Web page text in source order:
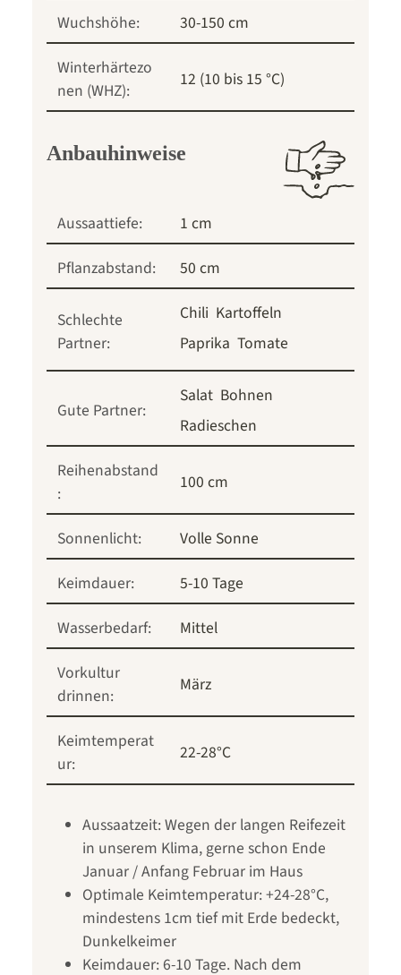
Wuchshöhe:
30-150 cm
Winterhärtezo
nen (WHZ):
12 (10 bis 15 °C)
Anbauhinweise
Aussaattiefe:
1 cm
Pflanzabstand:
50 cm
Schlechte
Partner:
Chili Kartoffeln
Paprika Tomate
Gute Partner:
Salat Bohnen
Radieschen
Reihenabstand
:
100 cm
Sonnenlicht:
Volle Sonne
Keimdauer:
5-10 Tage
Wasserbedarf:
Mittel
Vorkultur
drinnen:
März
Keimtemperat
ur:
22-28°C
Aussaatzeit: Wegen der langen Reifezeit
in unserem Klima, gerne schon Ende
Januar / Anfang Februar im Haus
Optimale Keimtemperatur: +24-28°C,
mindestens 1cm tief mit Erde bedeckt,
Dunkelkeimer
Keimdauer: 6-10 Tage. Nach dem